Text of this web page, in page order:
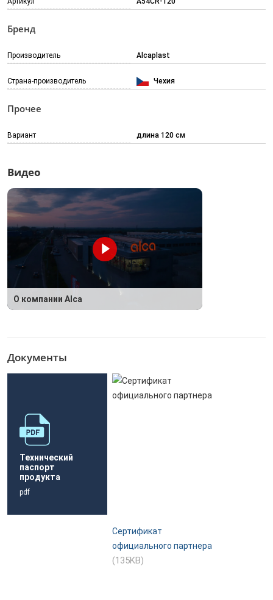
Бренд
Производитель Alcaplast
Страна-производитель Чехия
Прочее
Вариант длина 120 см
Видео
О компании Alca
Документы
Технический
паспорт
продукта
pdf
Сертификат
официального партнера
(135KB)